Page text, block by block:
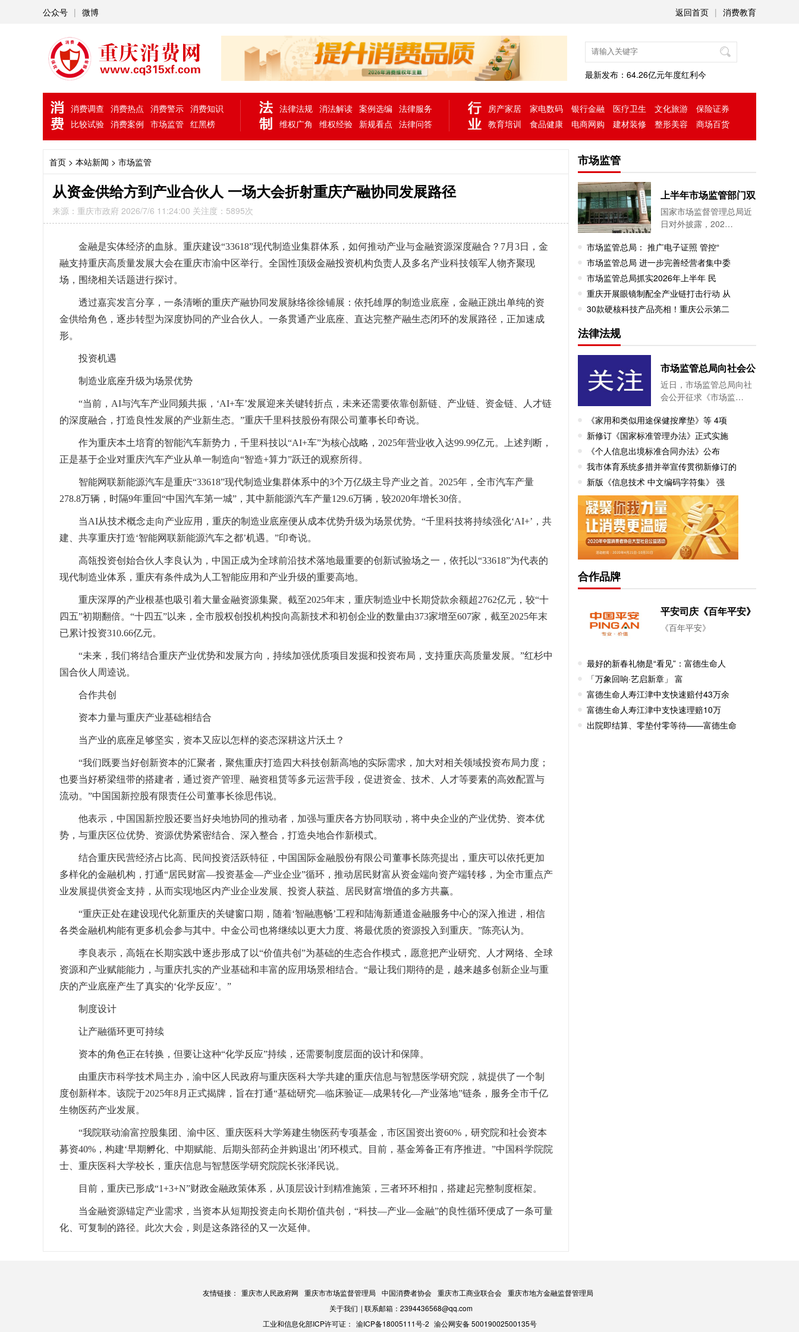
公众号 | 微博 返回首页 | 消费教育
最新发布： 64.26亿元年度红利今
消费调查 消费热点 消费警示 消费知识
比较试验 消费案例 市场监管 红黑榜
法律法规 消法解读 案例选编 法律服务
维权广角
维权经验 新规看点 法律问答
房产家居 家电数码 银行金融 医疗卫生 文化旅游
保险证券
教育培训
食品健康 电商网购 建材装修 整形美容 商场百货
首页 > 本站新闻 > 市场监管
从资金供给方到产业合伙人 一场大会折射重庆产融协同发展路径
来源：重庆市政府 2026/7/6 11:24:00 关注度：5895次
金融是实体经济的血脉。重庆建设“33618”现代制造业集群体系，如何推动产业与金融资源深度融合？7月3日，金
融支持重庆高质量发展大会在重庆市渝中区举行。全国性顶级金融投资机构负责人及多名产业科技领军人物齐聚现
场，围绕相关话题进行探讨。
透过嘉宾发言分享，一条清晰的重庆产融协同发展脉络徐徐铺展：依托雄厚的制造业底座，金融正跳出单纯的资
金供给角色，逐步转型为深度协同的产业合伙人。一条贯通产业底座、直达完整产融生态闭环的发展路径，正加速成
形。
投资机遇
制造业底座升级为场景优势
“当前，AI与汽车产业同频共振，‘AI+车’发展迎来关键转折点，未来还需要依靠创新链、产业链、资金链、人才链
的深度融合，打造良性发展的产业新生态。”重庆千里科技股份有限公司董事长印奇说。
作为重庆本土培育的智能汽车新势力，千里科技以“AI+车”为核心战略，2025年营业收入达99.99亿元。上述判断，
正是基于企业对重庆汽车产业从单一制造向“智造+算力”跃迁的观察所得。
智能网联新能源汽车是重庆“33618”现代制造业集群体系中的3个万亿级主导产业之首。2025年，全市汽车产量
278.8万辆，时隔9年重回“中国汽车第一城”，其中新能源汽车产量129.6万辆，较2020年增长30倍。
当AI从技术概念走向产业应用，重庆的制造业底座便从成本优势升级为场景优势。“千里科技将持续强化‘AI+’，共
建、共享重庆打造‘智能网联新能源汽车之都’机遇。”印奇说。
高瓴投资创始合伙人李良认为，中国正成为全球前沿技术落地最重要的创新试验场之一，依托以“33618”为代表的
现代制造业体系，重庆有条件成为人工智能应用和产业升级的重要高地。
重庆深厚的产业根基也吸引着大量金融资源集聚。截至2025年末，重庆制造业中长期贷款余额超2762亿元，较“十
四五”初期翻倍。“十四五”以来，全市股权创投机构投向高新技术和初创企业的数量由373家增至607家，截至2025年末
已累计投资310.66亿元。
“未来，我们将结合重庆产业优势和发展方向，持续加强优质项目发掘和投资布局，支持重庆高质量发展。”红杉中
国合伙人周逵说。
合作共创
资本力量与重庆产业基础相结合
当产业的底座足够坚实，资本又应以怎样的姿态深耕这片沃土？
“我们既要当好创新资本的汇聚者，聚焦重庆打造四大科技创新高地的实际需求，加大对相关领域投资布局力度；
也要当好桥梁纽带的搭建者，通过资产管理、融资租赁等多元运营手段，促进资金、技术、人才等要素的高效配置与
流动。”中国国新控股有限责任公司董事长徐思伟说。
他表示，中国国新控股还要当好央地协同的推动者，加强与重庆各方协同联动，将中央企业的产业优势、资本优
势，与重庆区位优势、资源优势紧密结合、深入整合，打造央地合作新模式。
结合重庆民营经济占比高、民间投资活跃特征，中国国际金融股份有限公司董事长陈亮提出，重庆可以依托更加
多样化的金融机构，打通“居民财富—投资基金—产业企业”循环，推动居民财富从资金端向资产端转移，为全市重点产
业发展提供资金支持，从而实现地区内产业企业发展、投资人获益、居民财富增值的多方共赢。
“重庆正处在建设现代化新重庆的关键窗口期，随着‘智融惠畅’工程和陆海新通道金融服务中心的深入推进，相信
各类金融机构能有更多机会参与其中。中金公司也将继续以更大力度、将最优质的资源投入到重庆。”陈亮认为。
李良表示，高瓴在长期实践中逐步形成了以“价值共创”为基础的生态合作模式，愿意把产业研究、人才网络、全球
资源和产业赋能能力，与重庆扎实的产业基础和丰富的应用场景相结合。“最让我们期待的是，越来越多创新企业与重
庆的产业底座产生了真实的‘化学反应’。”
制度设计
让产融循环更可持续
资本的角色正在转换，但要让这种“化学反应”持续，还需要制度层面的设计和保障。
由重庆市科学技术局主办，渝中区人民政府与重庆医科大学共建的重庆信息与智慧医学研究院，就提供了一个制
度创新样本。该院于2025年8月正式揭牌，旨在打通“基础研究—临床验证—成果转化—产业落地”链条，服务全市千亿
生物医药产业发展。
“我院联动渝富控股集团、渝中区、重庆医科大学筹建生物医药专项基金，市区国资出资60%，研究院和社会资本
募资40%，构建‘早期孵化、中期赋能、后期头部药企并购退出’闭环模式。目前，基金筹备正有序推进。”中国科学院院
士、重庆医科大学校长，重庆信息与智慧医学研究院院长张泽民说。
目前，重庆已形成“1+3+N”财政金融政策体系，从顶层设计到精准施策，三者环环相扣，搭建起完整制度框架。
当金融资源锚定产业需求，当资本从短期投资走向长期价值共创，“科技—产业—金融”的良性循环便成了一条可量
化、可复制的路径。此次大会，则是这条路径的又一次延伸。
市场监管
上半年市场监管部门双
国家市场监督管理总局近
日对外披露，202…
市场监管总局： 推广电子证照 管控“
市场监管总局 进一步完善经营者集中委
市场监管总局抓实2026年上半年 民
重庆开展眼镜制配全产业链打击行动 从
30款硬核科技产品亮相！重庆公示第二
法律法规
市场监管总局向社会公
近日，市场监管总局向社
会公开征求《市场监…
《家用和类似用途保健按摩垫》等 4项
新修订《国家标准管理办法》正式实施
《个人信息出境标准合同办法》公布
我市体育系统多措并举宣传贯彻新修订的
新版《信息技术 中文编码字符集》 强
合作品牌
平安司庆《百年平安》
《百年平安》
最好的新春礼物是“看见”：富德生命人
「万象回响·艺启新章」 富
富德生命人寿江津中支快速赔付43万余
富德生命人寿江津中支快速理赔10万
出院即结算、零垫付零等待——富德生命
友情链接： 重庆市人民政府网 重庆市市场监督管理局 中国消费者协会 重庆市工商业联合会 重庆市地方金融监督管理局
关于我们 | 联系邮箱：2394436568@qq.com
工业和信息化部ICP许可证： 渝ICP备18005111号-2 渝公网安备 50019002500135号